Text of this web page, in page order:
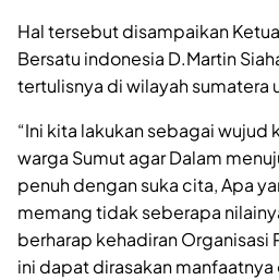
Hal tersebut disampaikan
Bersatu indonesia D.Martin
tertulisnya di wilayah sumatera
“Ini kita lakukan sebagai
warga Sumut agar Dalam
penuh dengan suka cita, Apa
memang tidak seberapa
berharap kehadiran Organisasi
ini dapat dirasakan